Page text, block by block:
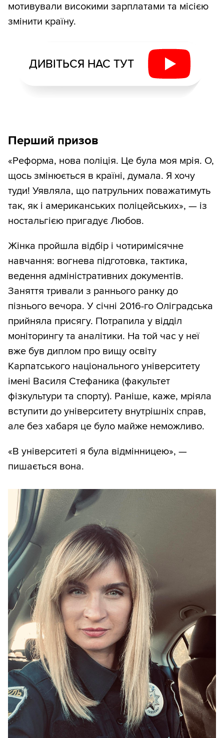
мотивували високими зарплатами та місією
змінити країну.
ДИВІТЬСЯ НАС ТУТ
Перший призов
«Реформа, нова поліція. Це була моя мрія. О,
щось змінюється в країні, думала. Я хочу
туди! Уявляла, що патрульних поважатимуть
так, як і американських поліцейських», — із
ностальгією пригадує Любов.
Жінка пройшла відбір і чотиримісячне
навчання: вогнева підготовка, тактика,
ведення адміністративних документів.
Заняття тривали з раннього ранку до
пізнього вечора. У січні 2016-го Оліградська
прийняла присягу. Потрапила у відділ
моніторингу та аналітики. На той час у неї
вже був диплом про вищу освіту
Карпатського національного університету
імені Василя Стефаника (факультет
фізкультури та спорту). Раніше, каже, мріяла
вступити до університету внутрішніх справ,
але без хабаря це було майже неможливо.
«В університеті я була відмінницею», —
пишається вона.